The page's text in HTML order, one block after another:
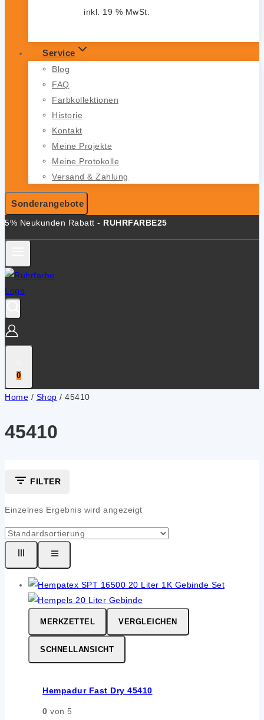
inkl. 19 % MwSt.
Service
Blog
FAQ
Farbkollektionen
Historie
Kontakt
Meine Projekte
Meine Protokolle
Versand & Zahlung
Sonderangebote
5% Neukunden Rabatt - RUHRFARBE25
0
Home / Shop / 45410
45410
FILTER
Einzelnes Ergebnis wird angezeigt
MERKZETTEL VERGLEICHEN
SCHNELLANSICHT
Hempadur Fast Dry 45410
0 von 5